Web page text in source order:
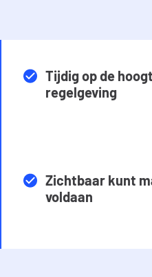
Tijdig op de
regelgeving
Zichtbaar kunt
voldaan